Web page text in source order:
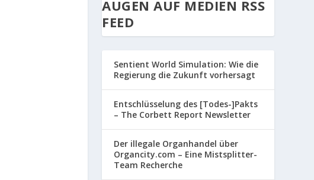
AUGEN AUF MEDIEN RSS
FEED
Sentient World Simulation: Wie die
Regierung die Zukunft vorhersagt
Entschlüsselung des [Todes-]Pakts
– The Corbett Report Newsletter
Der illegale Organhandel über
Organcity.com – Eine Mistsplitter-
Team Recherche